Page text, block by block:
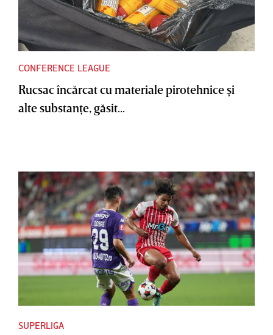
CONFERENCE LEAGUE
Rucsac încărcat cu materiale pirotehnice şi
alte substanţe, găsit...
SUPERLIGA